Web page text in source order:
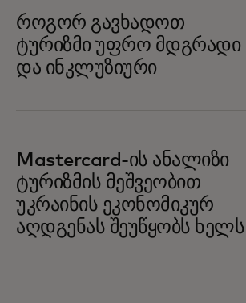
როგორ გავხადოთ
ტურიზმი უფრო მდგრადი
და ინკლუზიური
opens in a new tab
Mastercard-ის ანალიზი
ტურიზმის მეშვეობით
უკრაინის ეკონომიკურ
აღდგენას შეუწყობს ხელს